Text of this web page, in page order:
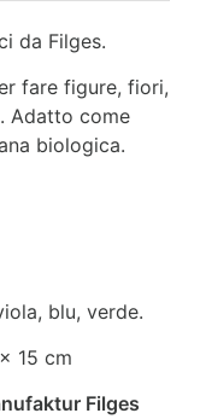
da Filges.
fare figure, fiori,
Adatto come
biologica.
blu, verde.
15 cm
Filges